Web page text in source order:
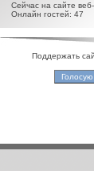
Сейчас на сайте
Онлайн гостей: 47
Поддержать